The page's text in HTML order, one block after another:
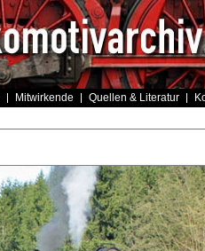
Mitwirkende Quellen & Literatur